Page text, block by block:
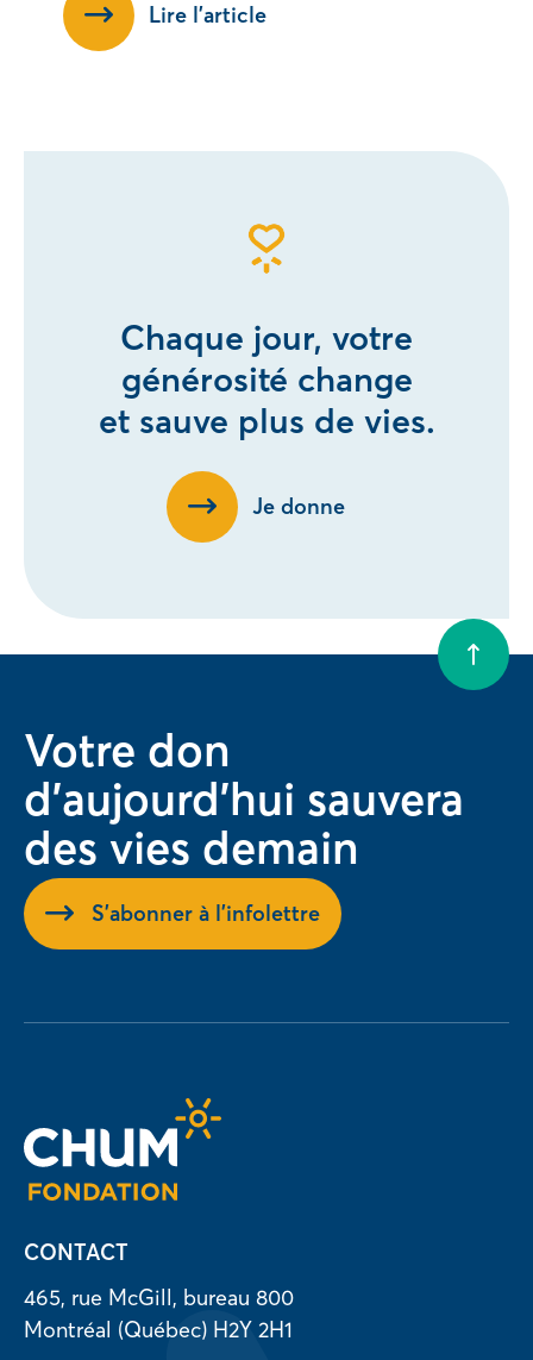
Lire l’article
Chaque jour, votre
générosité change
et sauve plus de vies.
Je donne
Votre don
d'aujourd'hui sauvera
des vies demain
S'abonner à l'infolettre
CONTACT
465, rue McGill, bureau 800
Montréal (Québec) H2Y 2H1